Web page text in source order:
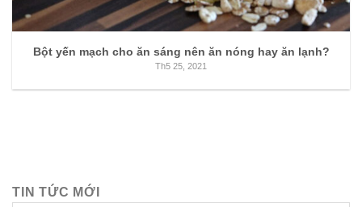
Bột yến mạch cho ăn sáng nên ăn nóng hay ăn lạnh?
Th5 25, 2021
TIN TỨC MỚI